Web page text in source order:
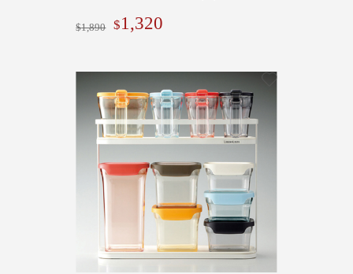
1,890 1,320